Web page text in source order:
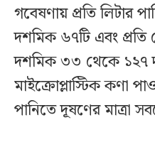
গবেষণায় প্রতি লিটার
দশমিক ৬৭টি এবং প্রতি
দশমিক ৩৩ থেকে ১২৭
মাইক্রোপ্লাস্টিক কণা
পানিতে দূষণের মাত্রা